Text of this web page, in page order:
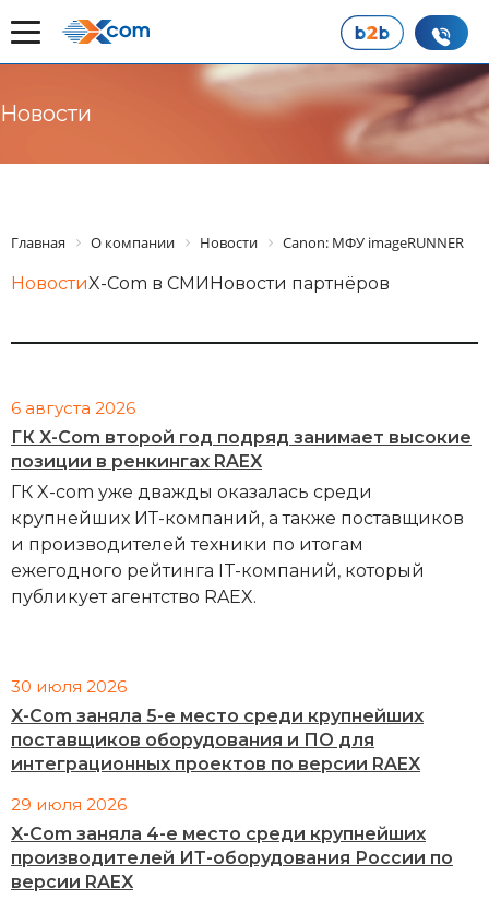
Новости
Главная О компании Новости Canon: МФУ imageRUNNER
НовостиX-Com в СМИ Новости партнёров
6 августа 2026
ГК X-Com второй год подряд занимает высокие
позиции в ренкингах RAEX
ГК X-com уже дважды оказалась среди
крупнейших ИТ-компаний, а также поставщиков
и производителей техники по итогам
ежегодного рейтинга IT-компаний, который
публикует агентство RAEX.
30 июля 2026
X-Com заняла 5-е место среди крупнейших
поставщиков оборудования и ПО для
интеграционных проектов по версии RAEX
29 июля 2026
X-Com заняла 4-е место среди крупнейших
производителей ИТ-оборудования России по
версии RAEX